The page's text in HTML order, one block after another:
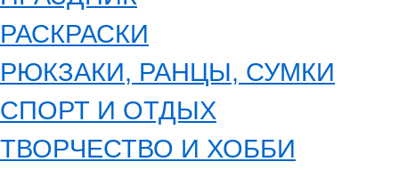
РАСКРАСКИ
РЮКЗАКИ, РАНЦЫ, СУМКИ
СПОРТ И ОТДЫХ
ТВОРЧЕСТВО И ХОББИ